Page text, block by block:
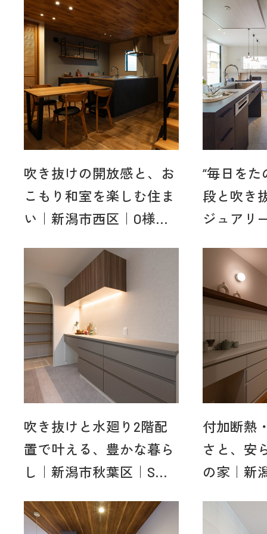
吹き抜けの開放感と、お
こもり和室を楽しむ住ま
い｜新潟市西区｜O様...
“毎日をた
段と吹き
ジュアリ
吹き抜けと水廻り2階配
置で叶える、豊かな暮ら
し｜新潟市秋葉区｜S...
付加断熱
さと、安
の家｜新